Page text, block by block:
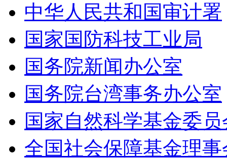
中华人民共和国审计署
国家国防科技工业局
国务院新闻办公室
国务院台湾事务办公室
国家自然科学基金委员
全国社会保障基金理事